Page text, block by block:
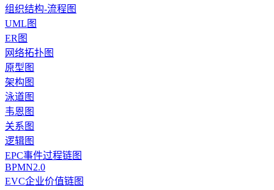
组织结构-流程图
UML图
ER图
网络拓扑图
原型图
架构图
泳道图
韦恩图
关系图
逻辑图
EPC事件过程链图
BPMN2.0
EVC企业价值链图